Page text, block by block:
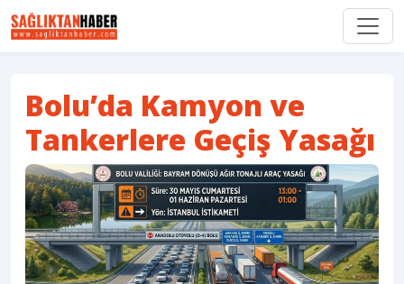
Bolu’da Kamyon ve
Tankerlere Geçiş Yasağı